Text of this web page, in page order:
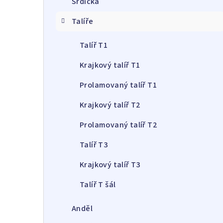
Talíře
Talíř T1
Krajkový talíř T1
Prolamovaný talíř T1
Krajkový talíř T2
Prolamovaný talíř T2
Talíř T3
Krajkový talíř T3
Talíř T šál
Anděl